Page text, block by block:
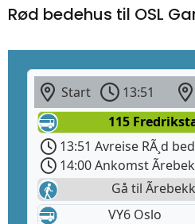
Rød bedehus til OSL
Start 13:51
115
13:51 Avreise RÃ¸d
14:00 Ankomst
Gå til
VY6 Oslo